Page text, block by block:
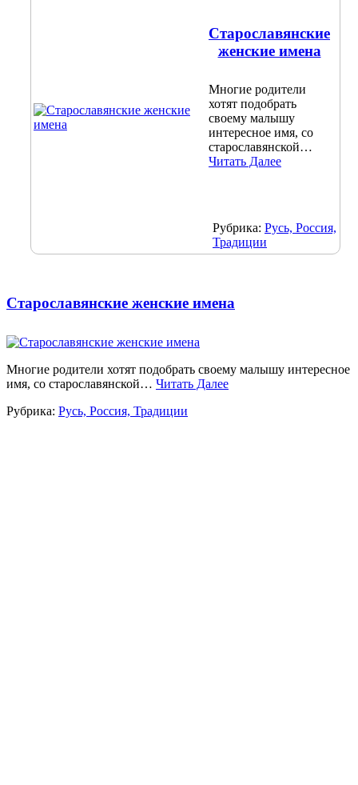
Старославянские
женские имена
Многие родители
хотят подобрать
своему малышу
интересное имя, со
старославянской…
Читать Далее
Рубрика: Русь, Россия,
Традиции
Старославянские женские имена
Многие родители хотят подобрать своему малышу интересное
имя, со старославянской… Читать Далее
Рубрика: Русь, Россия, Традиции